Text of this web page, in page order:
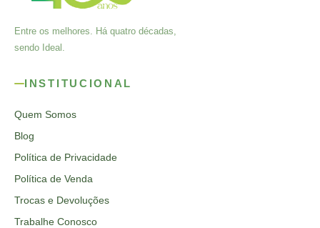
Entre os melhores. Há quatro décadas,
sendo Ideal.
INSTITUCIONAL
Quem Somos
Blog
Política de Privacidade
Política de Venda
Trocas e Devoluções
Trabalhe Conosco